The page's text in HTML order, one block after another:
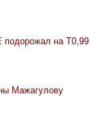
подорожал на Т0,99
Мажагулову